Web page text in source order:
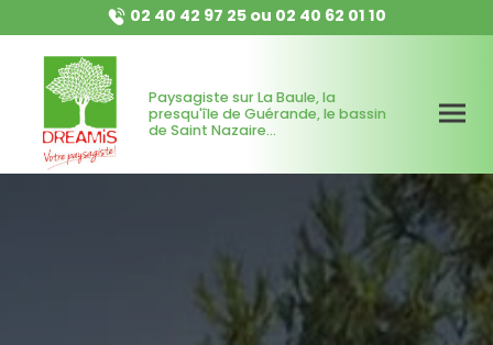
02 40 42 97 25ou 02 40 62 01 10
Paysagiste sur La Baule, la
presqu'île de Guérande, le bassin
de Saint Nazaire...